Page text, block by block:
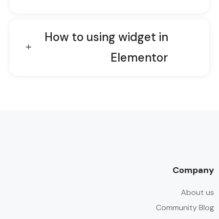
How to using widget in
Elementor
Company
About us
Community Blog